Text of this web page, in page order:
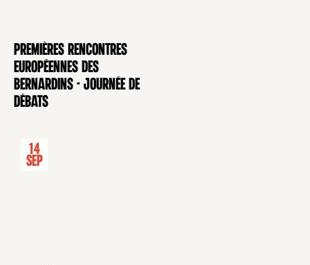
CONFÉRENCE
Premières rencontres
européennes des
Bernardins - Journée de
débats
14
Sep